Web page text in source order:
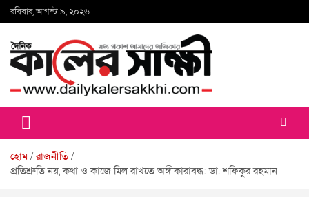
Skip
to
রবিবার, আগস্ট ৯, ২০২৬
কালের সাক্ষী
হোম রাজনীতি
প্রতিশ্রুতি নয়, কথা ও কাজে মিল রাখতে অঙ্গীকারাবদ্ধ: ডা. শফিকুর রহমান